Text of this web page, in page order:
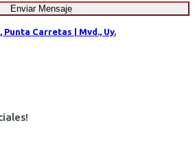
Enviar Mensaje
Carretas | Mvd., Uy.